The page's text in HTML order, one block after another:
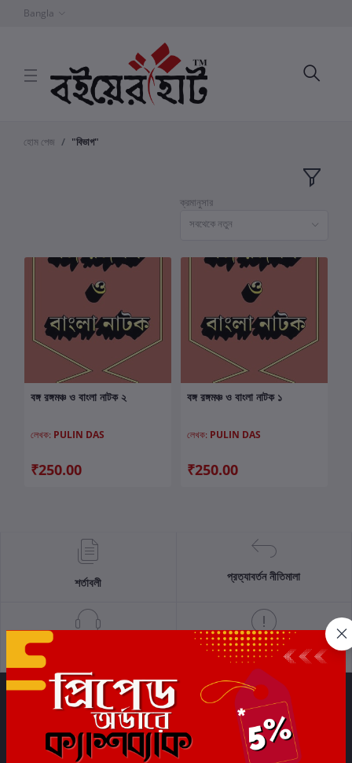
Bangla
হোম পেজ "বিভাগ"
ক্রমানুসার
সবথেকে নতুন
কার্টে যোগ করুন
বঙ্গ রঙ্গমঞ্চ ও বাংলা নাটক ২
লেখক: PULIN DAS
₹250.00
কার্টে যোগ করুন
বঙ্গ রঙ্গমঞ্চ ও বাংলা নাটক ১
লেখক: PULIN DAS
₹250.00
শর্তাবলী প্রত্যাবর্তন নীতিমালা
গোপনীয়তা নীতি